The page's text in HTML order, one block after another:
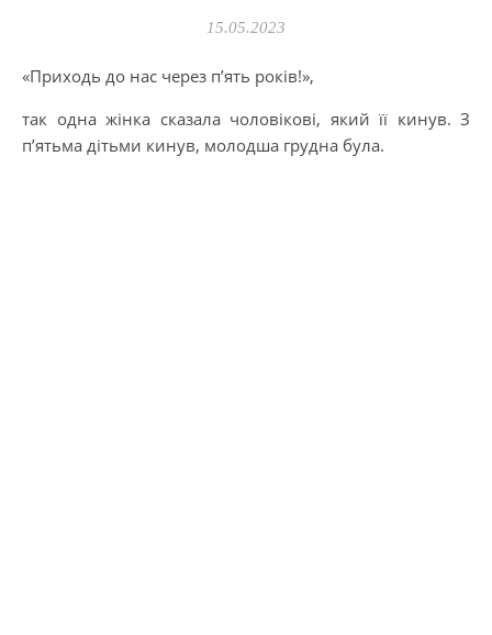
15.05.2023
«Приходь до нас через п’ять років!»,
так одна жінка сказала чоловікові, який її кинув. З
п’ятьма дітьми кинув, молодша грудна була.